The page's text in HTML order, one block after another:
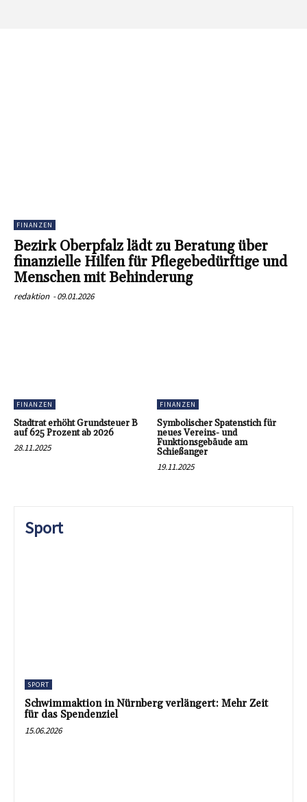
FINANZEN
Bezirk Oberpfalz lädt zu Beratung über
finanzielle Hilfen für Pflegebedürftige und
Menschen mit Behinderung
redaktion -09.01.2026
FINANZEN
Stadtrat erhöht Grundsteuer B
auf 625 Prozent ab 2026
28.11.2025
FINANZEN
Symbolischer Spatenstich für
neues Vereins- und
Funktionsgebäude am
Schießanger
19.11.2025
Sport
SPORT
Schwimmaktion in Nürnberg verlängert: Mehr Zeit
für das Spendenziel
15.06.2026